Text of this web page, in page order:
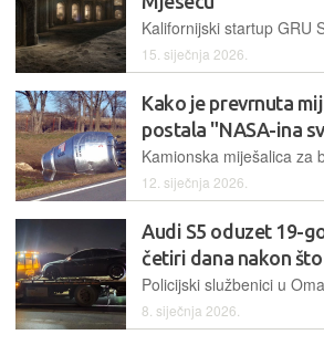
15. siječnja 2026.
Kako je prevrnuta
postala "NASA-ina
12. siječnja 2026.
Audi S5 oduzet 19-
četiri dana nakon
8. siječnja 2026.